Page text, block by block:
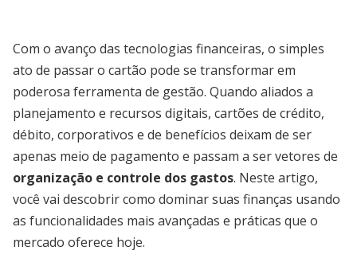
Com o avanço das tecnologias financeiras, o simples
ato de passar o cartão pode se transformar em
poderosa ferramenta de gestão. Quando aliados a
planejamento e recursos digitais, cartões de crédito,
débito, corporativos e de benefícios deixam de ser
apenas meio de pagamento e passam a ser vetores de
organização e controle dos gastos. Neste artigo,
você vai descobrir como dominar suas finanças usando
as funcionalidades mais avançadas e práticas que o
mercado oferece hoje.